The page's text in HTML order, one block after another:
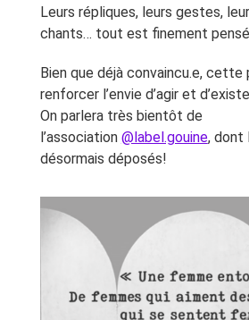
Leurs répliques, leurs gestes,
chants… tout est finement
Bien que déjà convaincu.e, cette
renforcer l’envie d’agir et
On parlera très bientôt de
l’association @label.gouine, dont
désormais déposés!